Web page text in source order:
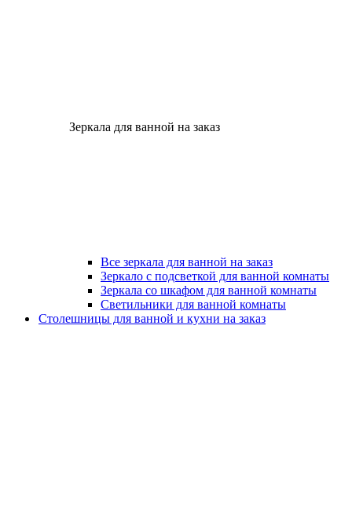
Зеркала для ванной на заказ
Все зеркала для ванной на заказ
Зеркало с подсветкой для ванной комнаты
Зеркала со шкафом для ванной комнаты
Светильники для ванной комнаты
Столешницы для ванной и кухни на заказ